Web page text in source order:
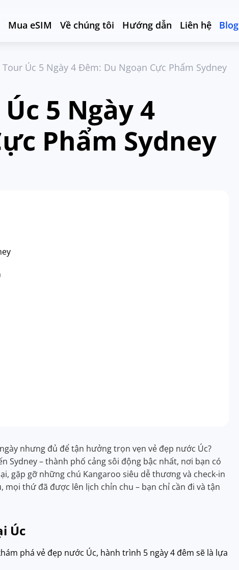
Mua eSIM Về chúng tôi Hướng dẫn Liên hệ Blog
Úc 5 Ngày 4 Đêm: Du Ngoạn Cực Phẩm Sydney
5 Ngày 4
Phẩm Sydney
nhưng đủ để tận hưởng trọn vẹn vẻ đẹp nước Úc?
Sydney – thành phố cảng sôi động bậc nhất, nơi bạn có
gặp gỡ những chú Kangaroo siêu dễ thương và check-in
mọi thứ đã được lên lịch chỉn chu – bạn chỉ cần đi và tận
Úc
phá vẻ đẹp nước Úc, hành trình 5 ngày 4 đêm sẽ là lựa